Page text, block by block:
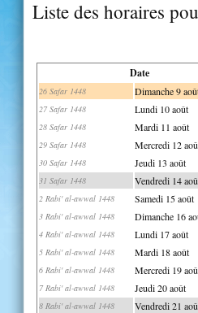
Liste des horaires
Date
26 Safar 1448 Dimanche 9
27 Safar 1448 Lundi 10 août
28 Safar 1448 Mardi 11 août
29 Safar 1448 Mercredi 12
30 Safar 1448 Jeudi 13 août
31 Safar 1448 Vendredi 14
2 Rabi' al-awwal 1448 Samedi 15 août
3 Rabi' al-awwal 1448 Dimanche 16
4 Rabi' al-awwal 1448 Lundi 17 août
5 Rabi' al-awwal 1448 Mardi 18 août
6 Rabi' al-awwal 1448 Mercredi 19
7 Rabi' al-awwal 1448 Jeudi 20 août
8 Rabi' al-awwal 1448 Vendredi 21